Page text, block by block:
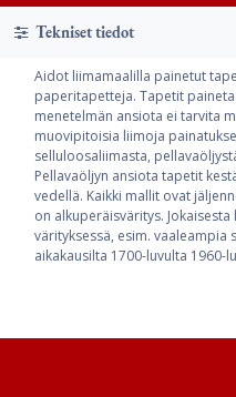
Tekniset tiedot
Aidot liimamaalilla painetut
paperitapetteja. Tapetit
menetelmän ansiota ei tarvita
muovipitoisia liimoja
selluloosaliimasta,
Pellavaöljyn ansiota tapetit
vedellä. Kaikki mallit ovat
on alkuperäisväritys.
värityksessä, esim. vaaleampia
aikakausilta 1700-luvulta 1960-